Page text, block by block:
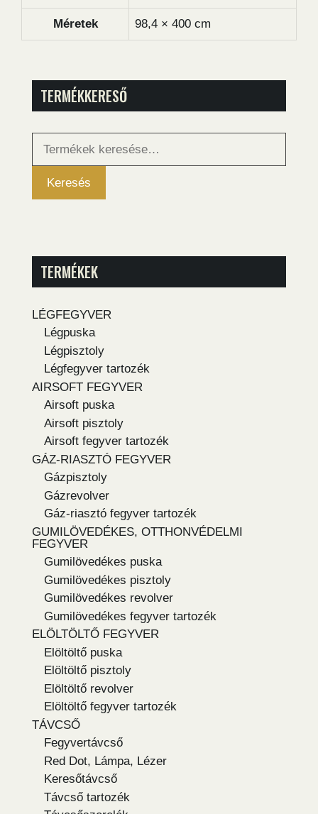
Méretek 98,4 × 400 cm
TERMÉKKERESŐ
Keresés
Keresés
TERMÉKEK
LÉGFEGYVER
Légpuska
Légpisztoly
Légfegyver tartozék
AIRSOFT FEGYVER
Airsoft puska
Airsoft pisztoly
Airsoft fegyver tartozék
GÁZ-RIASZTÓ FEGYVER
Gázpisztoly
Gázrevolver
Gáz-riasztó fegyver tartozék
GUMILÖVEDÉKES, OTTHONVÉDELMI
FEGYVER
Gumilövedékes puska
Gumilövedékes pisztoly
Gumilövedékes revolver
Gumilövedékes fegyver tartozék
ELÖLTÖLTŐ FEGYVER
Elöltöltő puska
Elöltöltő pisztoly
Elöltöltő revolver
Elöltöltő fegyver tartozék
TÁVCSŐ
Fegyvertávcső
Red Dot, Lámpa, Lézer
Keresőtávcső
Távcső tartozék